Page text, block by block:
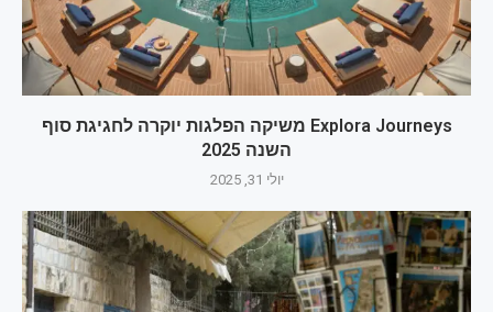
Explora Journeys משיקה הפלגות יוקרה לחגיגת סוף
השנה 2025
יולי 31, 2025